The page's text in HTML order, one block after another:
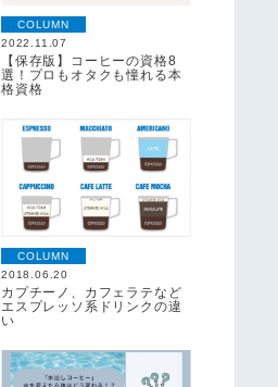
COLUMN
2022.11.07
【保存版】コーヒーの資格8
選！プロもオタクも憧れる本
格資格
COLUMN
2018.06.20
カプチーノ、カフェラテなど
エスプレッソ系ドリンクの違
い